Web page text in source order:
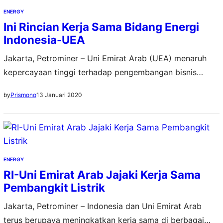
dioperasikan. Saat ini kami sedang melakukan berbagai
uji…
ENERGY
Ini Rincian Kerja Sama Bidang Energi
Indonesia-UEA
Jakarta, Petrominer – Uni Emirat Arab (UEA) menaruh
kepercayaan tinggi terhadap pengembangan bisnis
diteken antara Indonesia dengan UEA, yang sebagian
menyasar ke bisnis energi. Total nilai investasi yang
diperoleh dari 11 hasil perjanjian tersebut mencapai Rp
314,9 triliun atau US$ 22,89 miliar. Selain 11 perjanjian
bisnis ini,…
byPrismono13 Januari 2020
ENERGY
RI-Uni Emirat Arab Jajaki Kerja Sama
Pembangkit Listrik
Jakarta, Petrominer – Indonesia dan Uni Emirat Arab
terus berupaya meningkatkan kerja sama di berbagai